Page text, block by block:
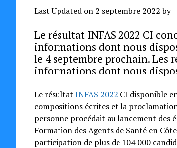
Last Updated on 2 septembre 2022 by
Le résultat INFAS 2022 CI
informations dont nous
le 4 septembre prochain. Les
informations dont nous
Le résultat INFAS 2022 CI disponible
compositions écrites et la
personne procédait au lancement des
Formation des Agents de Santé en
participation de plus de 104 000